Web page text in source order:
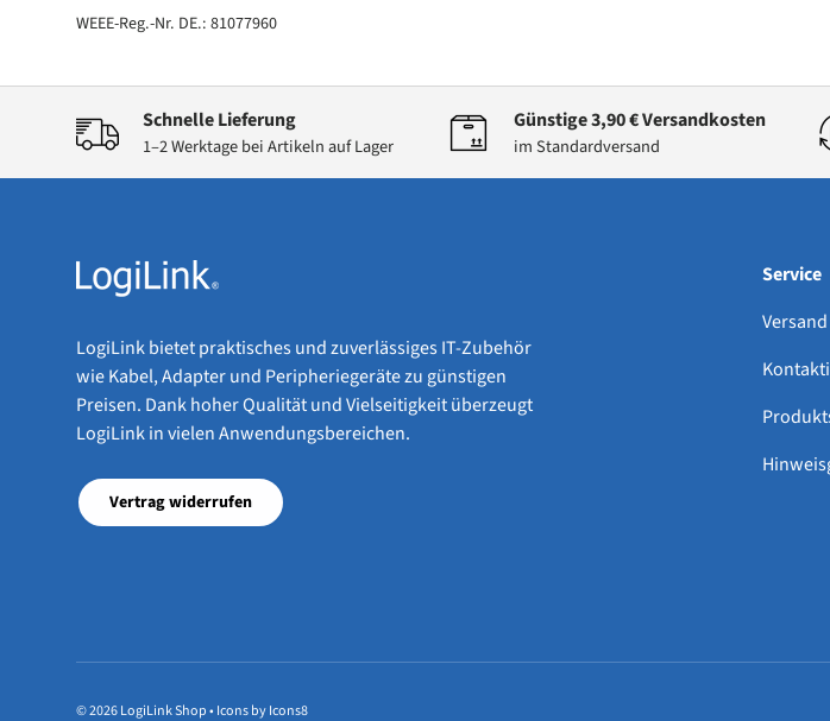
WEEE-Reg.-Nr. DE.: 81077960
Schnelle Lieferung
1–2 Werktage bei Artikeln auf Lager
Günstige 3,90 € Versandkosten
im Standardversand
LogiLink bietet praktisches und zuverlässiges IT-Zubehör
wie Kabel, Adapter und Peripheriegeräte zu günstigen
Preisen. Dank hoher Qualität und Vielseitigkeit überzeugt
LogiLink in vielen Anwendungsbereichen.
Vertrag widerrufen
Service
© 2026LogiLink Shop• Icons by Icons8